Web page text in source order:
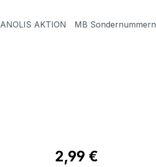
ANOLIS AKTION MB Sondernummern
Regulärer Preis:
2,99 €